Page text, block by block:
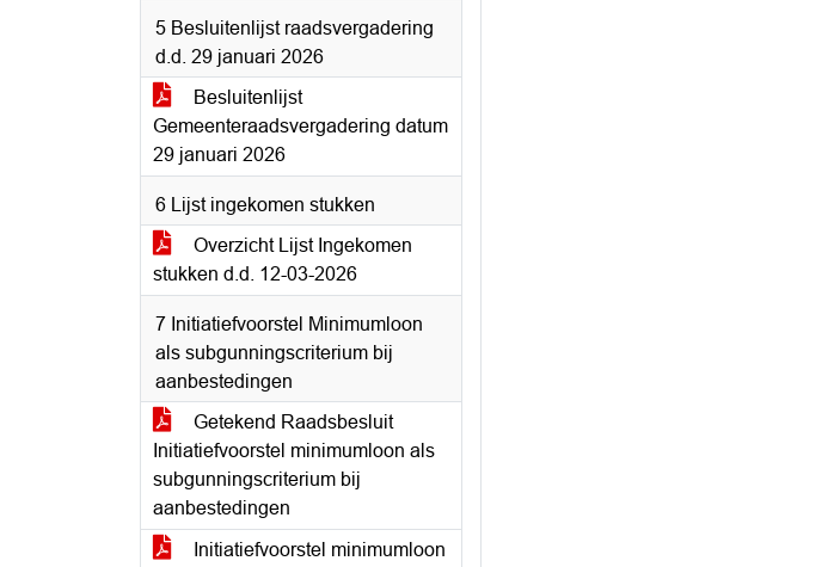
5 Besluitenlijst raadsvergadering
d.d. 29 januari 2026
Besluitenlijst
Gemeenteraadsvergadering datum
29 januari 2026
6 Lijst ingekomen stukken
Overzicht Lijst Ingekomen
stukken d.d. 12-03-2026
7 Initiatiefvoorstel Minimumloon
als subgunningscriterium bij
aanbestedingen
Getekend Raadsbesluit
Initiatiefvoorstel minimumloon als
subgunningscriterium bij
aanbestedingen
Initiatiefvoorstel minimumloon